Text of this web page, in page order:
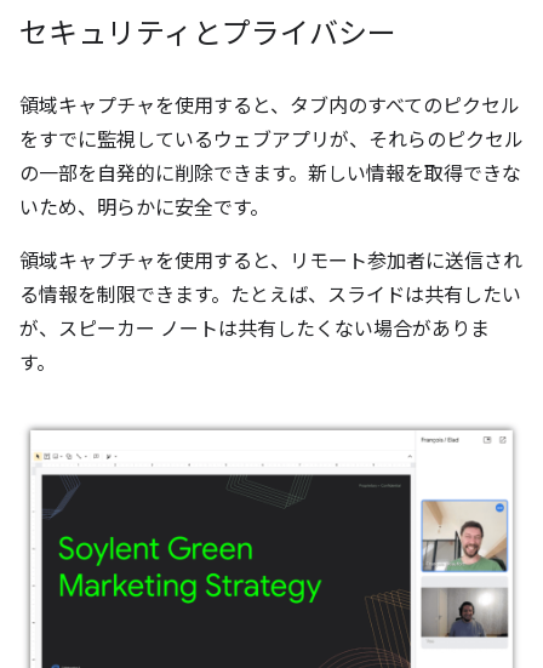
セキュリティとプライバシー
領域キャプチャを使用すると、タブ内のすべてのピクセル
をすでに監視しているウェブアプリが、それらのピクセル
の一部を自発的に削除できます。新しい情報を取得できな
いため、明らかに安全です。
領域キャプチャを使用すると、リモート参加者に送信され
る情報を制限できます。たとえば、スライドは共有したい
が、スピーカー ノートは共有したくない場合がありま
す。